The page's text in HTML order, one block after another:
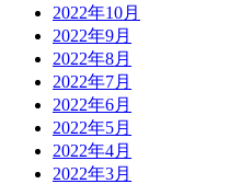
2022年10月
2022年9月
2022年8月
2022年7月
2022年6月
2022年5月
2022年4月
2022年3月